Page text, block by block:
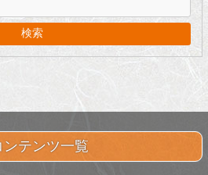
ンテンツ一覧